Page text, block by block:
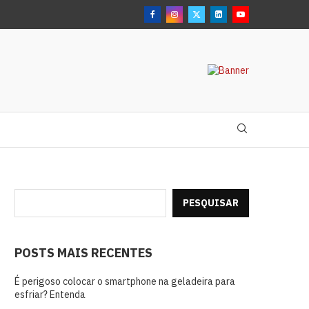
PESQUISAR
POSTS MAIS RECENTES
É perigoso colocar o smartphone na geladeira para
esfriar? Entenda